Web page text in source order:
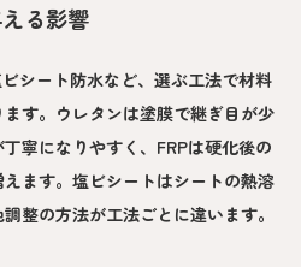
る影響
シート防水など、選ぶ工法で材料
す。ウレタンは塗膜で継ぎ目が少
寧になりやすく、FRPは硬化後の
ます。塩ビシートはシートの熱溶
整の方法が工法ごとに違います。